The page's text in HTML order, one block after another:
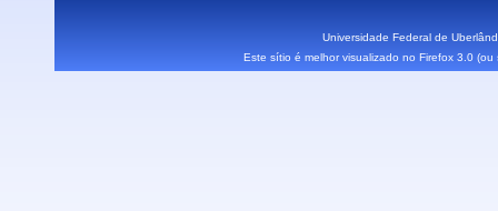
Universidade Federal de
Este sítio é melhor visualizado no Firefox 3.0